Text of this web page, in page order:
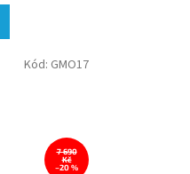
7 690
Kč
–20 %
Kód: GMO17